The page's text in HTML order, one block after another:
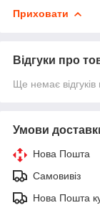
Приховати
Відгуки про
Ще немає
Умови
Нова Пошта
Самовивіз
Нова Пошта